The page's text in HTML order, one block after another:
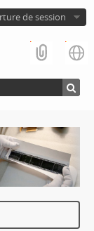
de session